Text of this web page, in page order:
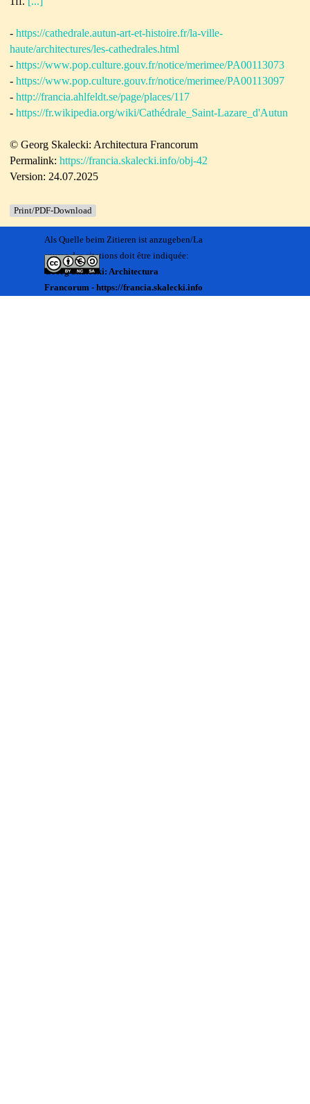
- https://cathedrale.autun-art-et-histoire.fr/la-ville-
haute/architectures/les-cathedrales.html
- https://www.pop.culture.gouv.fr/notice/merimee/PA00113073
- https://www.pop.culture.gouv.fr/notice/merimee/PA00113097
- http://francia.ahlfeldt.se/page/places/117
- https://fr.wikipedia.org/wiki/Cathédrale_Saint-Lazare_d'Autun
© Georg Skalecki: Architectura Francorum
Permalink: https://francia.skalecki.info/obj-42
Version: 24.07.2025
Print/PDF-Download
Als Quelle beim Zitieren ist anzugeben/La
source des citations doit être indiquée:
Georg Skalecki: Architectura
Francorum - https://francia.skalecki.info